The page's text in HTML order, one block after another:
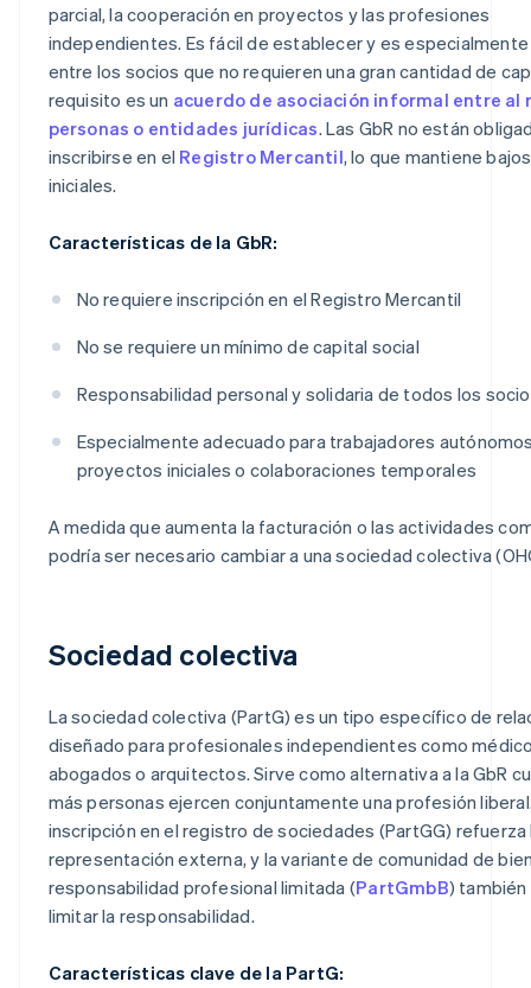
parcial, la cooperación en proyectos y las profesiones
independientes. Es fácil de establecer y es
entre los socios que no requieren una gran cantidad de
requisito es un acuerdo de asociación informal entre al
personas o entidades jurídicas. Las GbR no están
inscribirse en el Registro Mercantil, lo que mantiene
iniciales.
Características de la GbR:
No requiere inscripción en el Registro Mercantil
No se requiere un mínimo de capital social
Responsabilidad personal y solidaria de todos los
Especialmente adecuado para trabajadores
proyectos iniciales o colaboraciones temporales
A medida que aumenta la facturación o las actividades
podría ser necesario cambiar a una sociedad colectiva
Sociedad colectiva
La sociedad colectiva (PartG) es un tipo específico de
diseñado para profesionales independientes como
abogados o arquitectos. Sirve como alternativa a la GbR
más personas ejercen conjuntamente una profesión
inscripción en el registro de sociedades (PartGG) refuerza
representación externa, y la variante de comunidad de
responsabilidad profesional limitada (PartGmbB)
limitar la responsabilidad.
Características clave de la PartG: